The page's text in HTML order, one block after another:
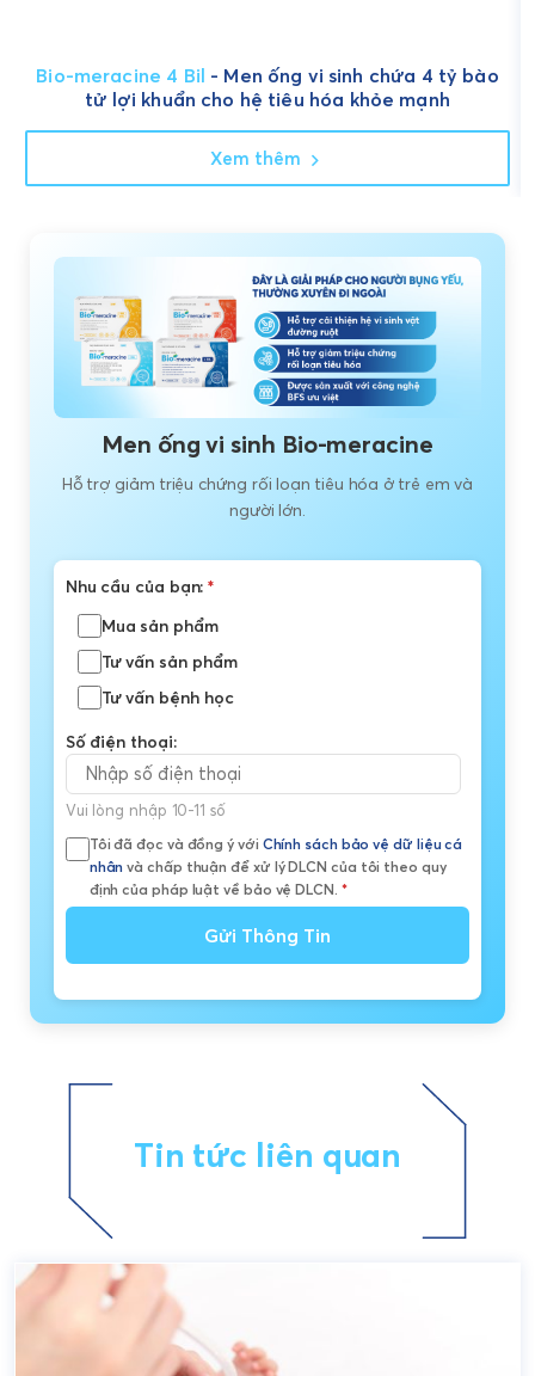
Bio-meracine 4 Bil - Men ống vi sinh chứa 4 tỷ bào
tử lợi khuẩn cho hệ tiêu hóa khỏe mạnh
Xem thêm
Men ống vi sinh Bio-meracine
Hỗ trợ giảm triệu chứng rối loạn tiêu hóa ở trẻ em và
người lớn.
Nhu cầu của bạn:*
Mua sản phẩm
Tư vấn sản phẩm
Tư vấn bệnh học
Số điện thoại:
Vui lòng nhập 10-11 số
Tôi đã đọc và đồng ý với Chính sách bảo vệ dữ liệu cá
nhân và chấp thuận để xử lý DLCN của tôi theo quy
định của pháp luật về bảo vệ DLCN. *
Gửi Thông Tin
Tin tức liên quan